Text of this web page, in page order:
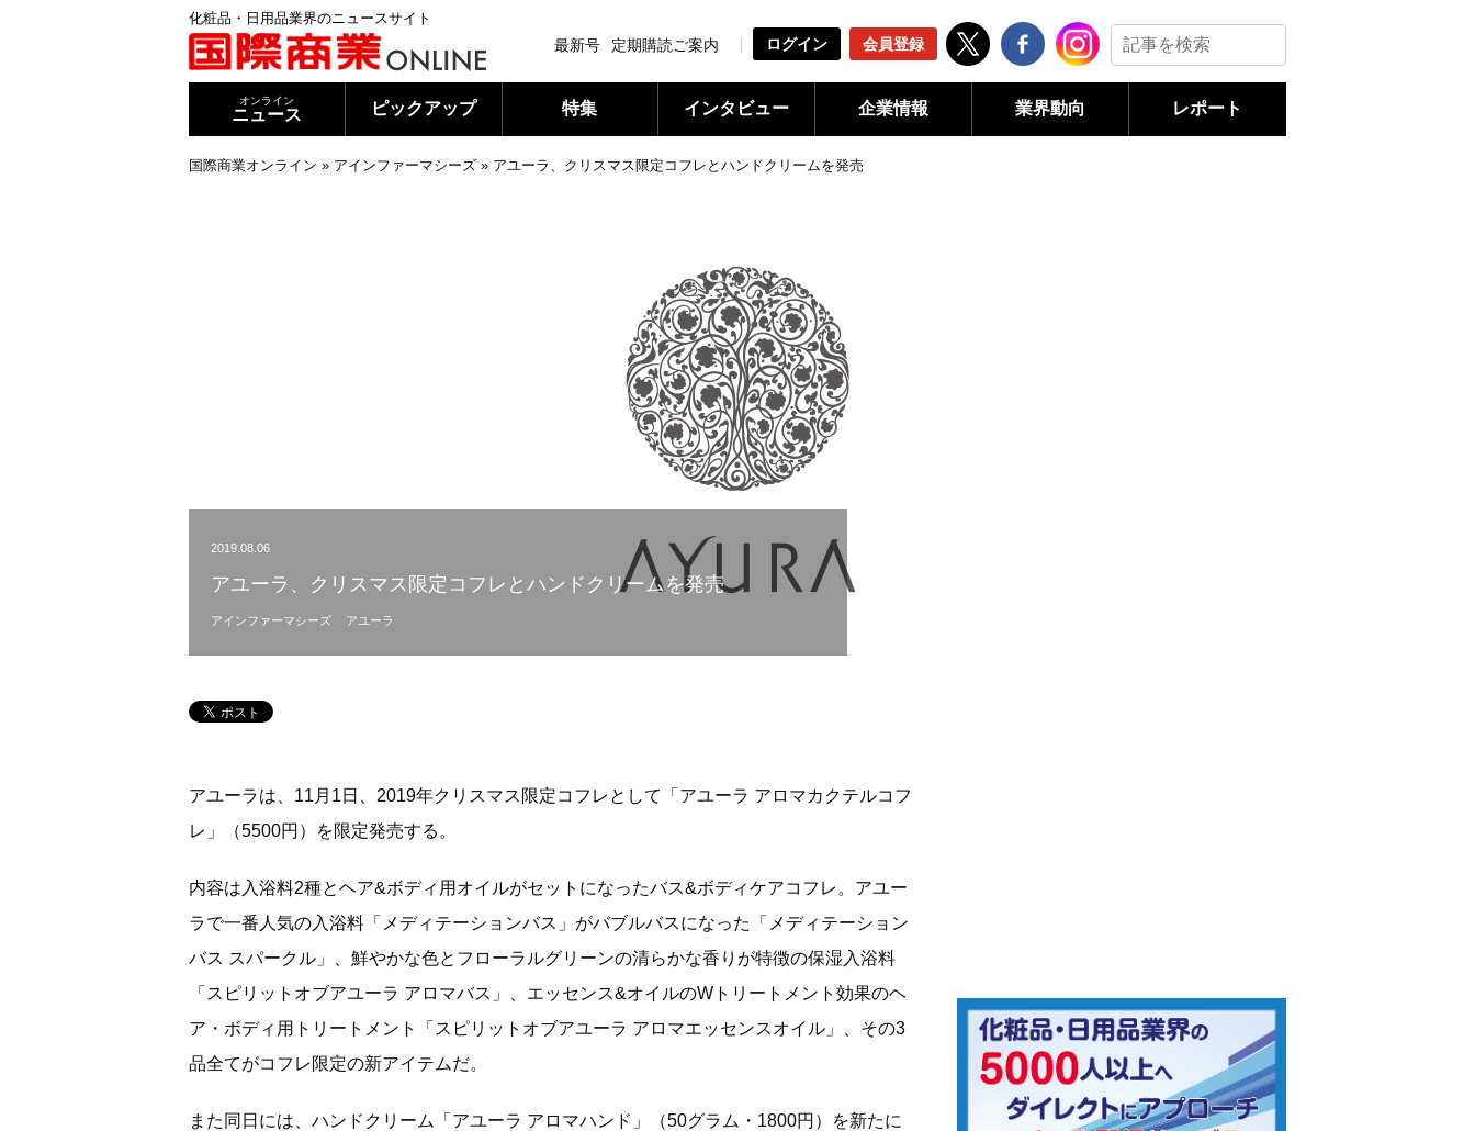
化粧品・日用品業界のニュースサイト
最新号 定期購読ご案内 ログイン 会員登録
オンライン
ニュース ピックアップ 特集 インタビュー 企業情報 業界動向 レポート
国際商業オンライン » アインファーマシーズ » アユーラ、クリスマス限定コフレとハンドクリームを発売
2019.08.06
アユーラ、クリスマス限定コフレとハンドクリームを発売
アインファーマシーズ アユーラ
アユーラは、11月1日、2019年クリスマス限定コフレとして「アユーラ アロマカクテルコフ
レ」（5500円）を限定発売する。
内容は入浴料2種とヘア&ボディ用オイルがセットになったバス&ボディケアコフレ。アユー
ラで一番人気の入浴料「メディテーションバス」がバブルバスになった「メディテーション
バス スパークル」、鮮やかな色とフローラルグリーンの清らかな香りが特徴の保湿入浴料
「スピリットオブアユーラ アロマバス」、エッセンス&オイルのWトリートメント効果のヘ
ア・ボディ用トリートメント「スピリットオブアユーラ アロマエッセンスオイル」、その3
品全てがコフレ限定の新アイテムだ。
また同日には、ハンドクリーム「アユーラ アロマハンド」（50グラム・1800円）を新たに